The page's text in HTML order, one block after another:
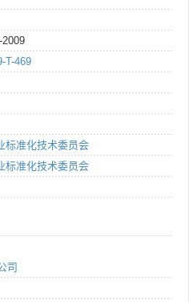
T-469
标准化技术委员会
标准化技术委员会
司